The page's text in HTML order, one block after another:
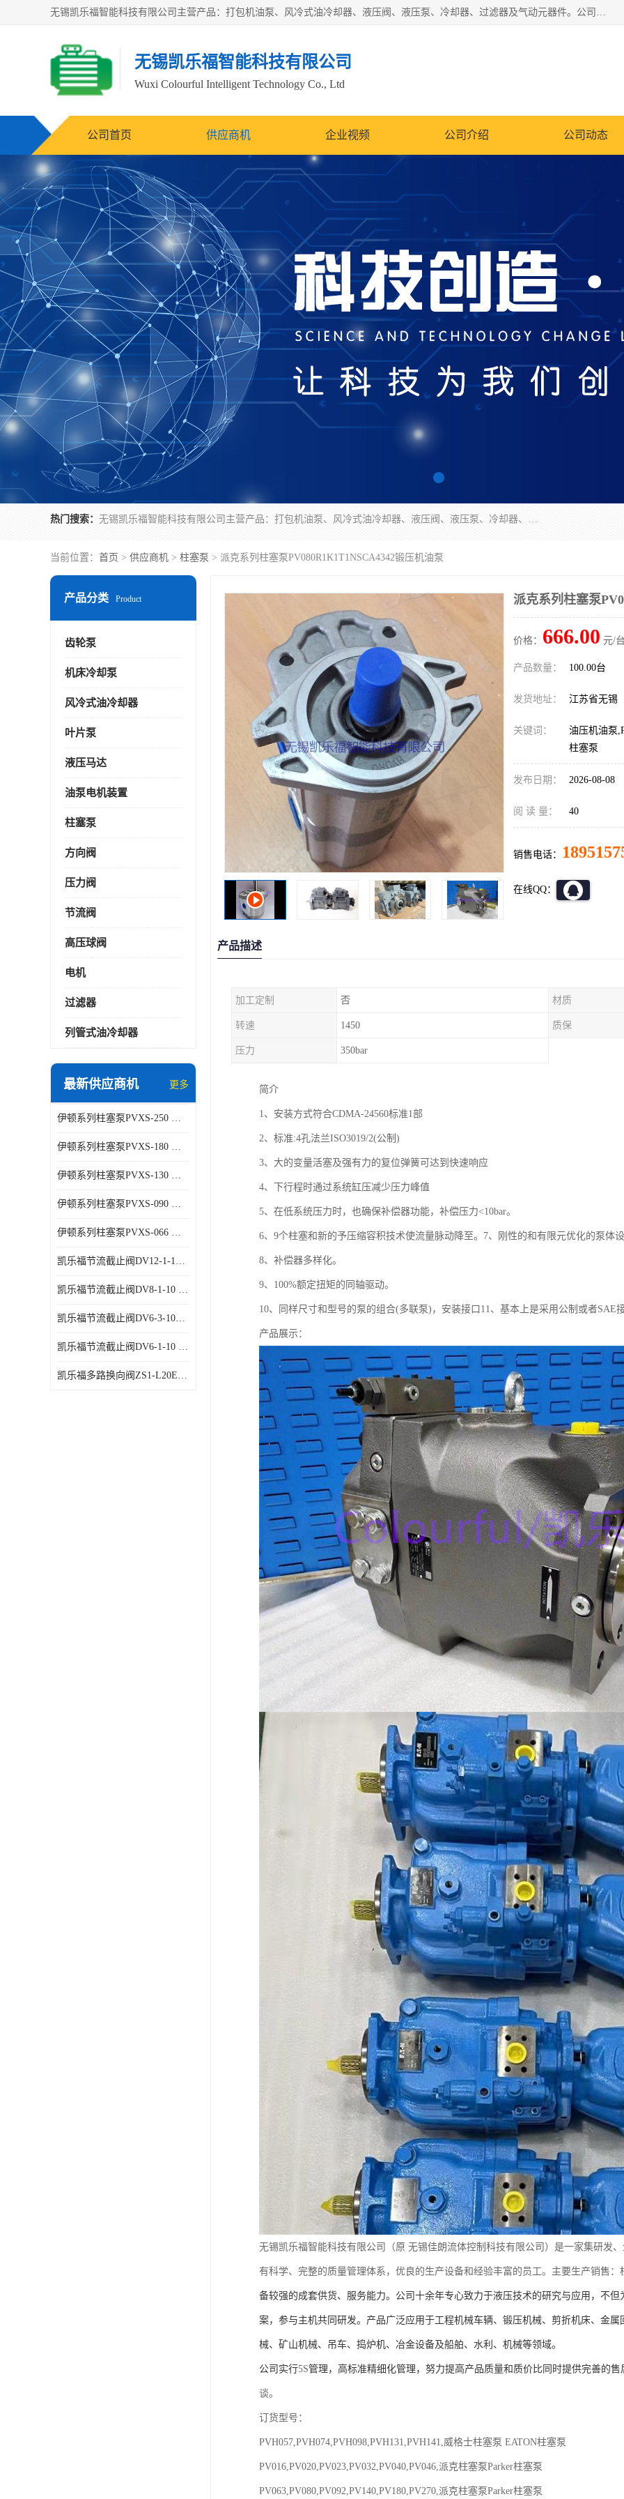
无锡凯乐福智能科技有限公司主营产品：打包机油泵、风冷式油冷却器、液压阀、液压泵、冷却器、过滤器及气动元器件。公司主导生产齿轮泵、齿轮马达、液压阀等产品。共计100多个系列、3000余种规格。覆盖了液压系统的动力元件、控制元件和执行元件，具备较强的成套供货、服务能力。
无锡凯乐福智能科技有限公司
Wuxi Colourful Intelligent Technology Co., Ltd
公司首页 供应商机 企业视频 公司介绍 公司动态
热门搜索： 无锡凯乐福智能科技有限公司主营产品：打包机油泵、风冷式油冷却器、液压阀、液压泵、冷却器、过滤器及气动元器件。公司主导生产齿轮泵、齿轮马达、液压阀等产品。共计100多个系列、3000余种规格。覆盖了液压系统的动力元件、控制元件和执行元件，具备较强的成套供货、服务能力。
当前位置： 首页 > 供应商机 > 柱塞泵 > 派克系列柱塞泵PV080R1K1T1NSCA4342锻压机油泵
产品分类 Product
齿轮泵
机床冷却泵
风冷式油冷却器
叶片泵
液压马达
油泵电机装置
柱塞泵
方向阀
压力阀
节流阀
高压球阀
电机
过滤器
列管式油冷却器
最新供应商机 更多
伊顿系列柱塞泵PVXS-250 钢铁厂液压系统增压油泵
伊顿系列柱塞泵PVXS-180 钢铁厂液压系统增压油泵
伊顿系列柱塞泵PVXS-130 钢铁厂液压系统增压油泵
伊顿系列柱塞泵PVXS-090 钢铁厂液压系统增压油泵
伊顿系列柱塞泵PVXS-066 钢铁厂液压系统增压油泵
凯乐福节流截止阀DV12-1-10 液压站节流阀
凯乐福节流截止阀DV8-1-10 液压站节流阀
凯乐福节流截止阀DV6-3-10液压站节流阀
凯乐福节流截止阀DV6-1-10 液压站节流阀
凯乐福多路换向阀ZS1-L20E-OT多路阀厂家
派克系列柱塞泵
价格： 666.00 元/
产品数量： 100.00台
发货地址： 江苏省无锡
关键词：
油压机油泵
柱塞泵
发布日期： 2026-08-08
阅 读 量： 40
销售电话：
在线QQ：
产品描述
加工定制 否 材质
转速 1450 质保
压力 350bar
简介
1、安装方式符合CDMA-24560标准1部
2、标准:4孔法兰ISO3019/2(公制)
3、大的变量活塞及强有力的复位弹簧可达到快速响应
4、下行程时通过系统缸压减少压力峰值
5、在低系统压力时，也确保补偿器功能，补偿压力<10bar。
6、9个柱塞和新的予压缩容积技术使流量脉动降至。7、刚性的和有限元优化的泵体
8、补偿器多样化。
9、100%额定扭矩的同轴驱动。
10、同样尺寸和型号的泵的组合(多联泵)，安装接口11、基本上是采用公制或者SAE
产品展示：
无锡凯乐福智能科技有限公司（原 无锡佳朗流体控制科技有限公司）是一家集研发
有科学、完整的质量管理体系，优良的生产设备和经验丰富的员工。主要生产销售
备较强的成套供货、服务能力。公司十余年专心致力于液压技术的研究与应用，不
案，参与主机共同研发。产品广泛应用于工程机械车辆、锻压机械、剪折机床、金
械、矿山机械、吊车、捣炉机、冶金设备及船舶、水利、机械等领域。
公司实行5S管理，高标准精细化管理，努力提高产品质量和质价比同时提供完善的售
谈。
订货型号：
PVH057,PVH074,PVH098,PVH131,PVH141,威格士柱塞泵 EATON柱塞泵
PV016,PV020,PV023,PV032,PV040,PV046,派克柱塞泵Parker柱塞泵
PV063,PV080,PV092,PV140,PV180,PV270,派克柱塞泵Parker柱塞泵